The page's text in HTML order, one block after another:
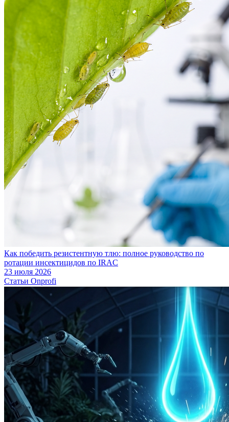
Как победить резистентную тлю: полное руководство по
ротации инсектицидов по IRAC
23 июля 2026
Статьи Onprofi